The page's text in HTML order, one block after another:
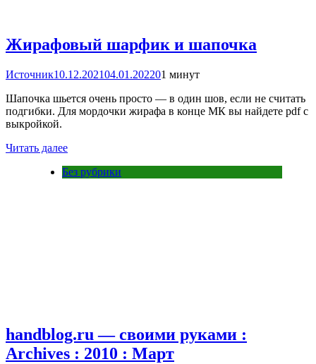
Жирафовый шарфик и шапочка
Источник10.12.202104.01.202201 минут
Шапочка шьется очень просто — в один шов, если не считать
подгибки. Для мордочки жирафа в конце МК вы найдете pdf с
выкройкой.
Читать далее
Без рубрики
handblog.ru — своими руками :
Archives : 2010 : Март